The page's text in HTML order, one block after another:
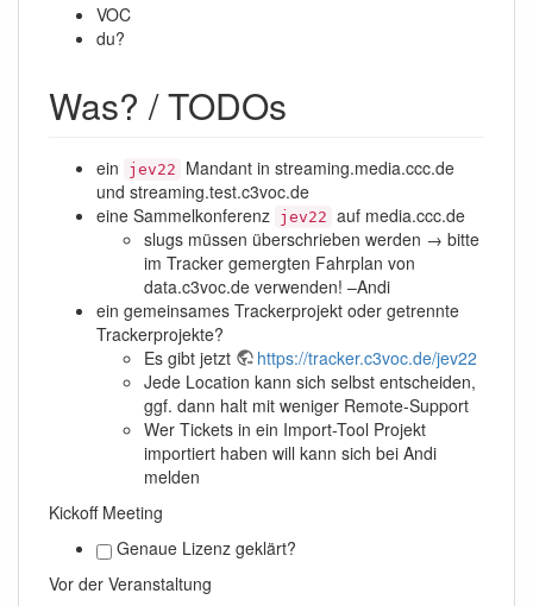
VOC
du?
Was? / TODOs
ein jev22
Mandant in streaming.media.ccc.de
und streaming.test.c3voc.de
eine Sammelkonferenz jev22 auf media.ccc.de
slugs müssen überschrieben werden → bitte
im Tracker gemergten Fahrplan von
data.c3voc.de verwenden! –Andi
ein gemeinsames Trackerprojekt oder getrennte
Trackerprojekte?
Es gibt jetzt
https://tracker.c3voc.de/jev22
Jede Location kann sich selbst entscheiden,
ggf. dann halt mit weniger Remote-Support
Wer Tickets in ein Import-Tool Projekt
importiert haben will kann sich bei Andi
melden
Kickoff Meeting
Genaue Lizenz geklärt?
Vor der Veranstaltung